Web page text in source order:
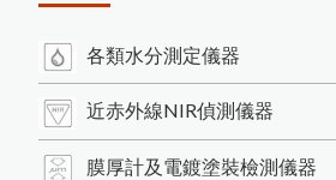
各類水分測定儀器
近赤外線NIR偵測儀器
膜厚計及電鍍塗裝檢測儀器